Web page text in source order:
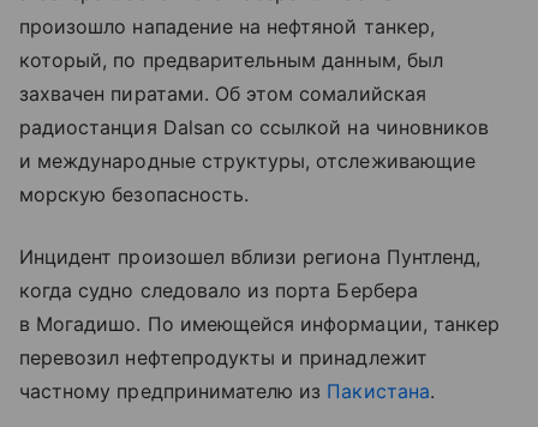
произошло нападение на нефтяной танкер,
который, по предварительным данным, был
захвачен пиратами. Об этом сомалийская
радиостанция Dalsan со ссылкой на чиновников
и международные структуры, отслеживающие
морскую безопасность.
Инцидент произошел вблизи региона Пунтленд,
когда судно следовало из порта Бербера
в Могадишо. По имеющейся информации, танкер
перевозил нефтепродукты и принадлежит
частному предпринимателю из Пакистана.